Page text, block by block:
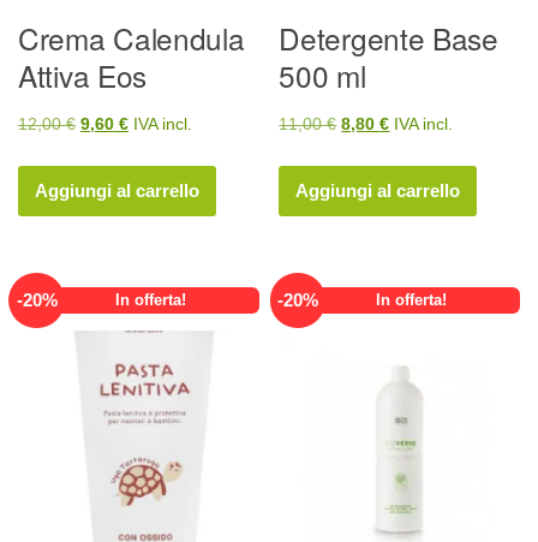
Crema Calendula
Attiva Eos
12,00€ Il
originale
era:
9,60 €Il
attuale
è:
IVA incl.
Aggiungi al carrello
Detergente Base
500 ml
11,00€ Il
originale
era:
8,80€Il
attuale
è:
IVA incl.
Aggiungi al carrello
-20% In offerta! -20% In offerta!